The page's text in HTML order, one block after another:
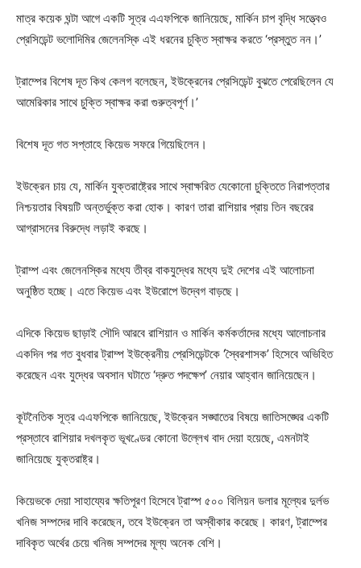
মাত্র কয়েক ঘন্টা আগে একটি সূত্র এএফপিকে জানিয়েছে, মার্কিন চাপ বৃদ্ধি সত্ত্বেও
প্রেসিডেন্ট ভলোদিমির জেলেনস্কি এই ধরনের চুক্তি স্বাক্ষর করতে ‘প্রস্তুত নন।’
ট্রাম্পের বিশেষ দূত কিথ কেলগ বলেছেন, ইউক্রেনের প্রেসিডেন্ট বুঝতে পেরেছিলেন যে
আমেরিকার সাথে চুক্তি স্বাক্ষর করা গুরুত্বপূর্ণ।’
বিশেষ দূত গত সপ্তাহে কিয়েভ সফরে গিয়েছিলেন।
ইউক্রেন চায় যে, মার্কিন যুক্তরাষ্ট্রের সাথে স্বাক্ষরিত যেকোনো চুক্তিতে নিরাপত্তার
নিশ্চয়তার বিষয়টি অন্তর্ভুক্ত করা হোক। কারণ তারা রাশিয়ার প্রায় তিন বছরের
আগ্রাসনের বিরুদ্ধে লড়াই করছে।
ট্রাম্প এবং জেলেনস্কির মধ্যে তীব্র বাকযুদ্ধের মধ্যে দুই দেশের এই আলোচনা
অনুষ্ঠিত হচ্ছে। এতে কিয়েভ এবং ইউরোপে উদ্বেগ বাড়ছে।
এদিকে কিয়েভ ছাড়াই সৌদি আরবে রাশিয়ান ও মার্কিন কর্মকর্তাদের মধ্যে আলোচনার
একদিন পর গত বুধবার ট্রাম্প ইউক্রেনীয় প্রেসিডেন্টকে ‘স্বৈরশাসক’ হিসেবে অভিহিত
করেছেন এবং যুদ্ধের অবসান ঘটাতে ‘দ্রুত পদক্ষেপ’ নেয়ার আহ্বান জানিয়েছেন।
কূটনৈতিক সূত্র এএফপিকে জানিয়েছে, ইউক্রেন সঙ্ঘাতের বিষয়ে জাতিসঙ্ঘের একটি
প্রস্তাবে রাশিয়ার দখলকৃত ভূখণ্ডের কোনো উল্লেখ বাদ দেয়া হয়েছে, এমনটাই
জানিয়েছে যুক্তরাষ্ট্র।
কিয়েভকে দেয়া সাহায্যের ক্ষতিপূরণ হিসেবে ট্রাস্প ৫০০ বিলিয়ন ডলার মূল্যের দুর্লভ
খনিজ সম্পদের দাবি করেছেন, তবে ইউক্রেন তা অস্বীকার করেছে। কারণ, ট্রাম্পের
দাবিকৃত অর্থের চেয়ে খনিজ সম্পদের মূল্য অনেক বেশি।